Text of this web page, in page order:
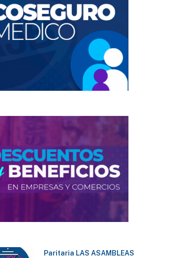
Paritaria LAS ASAMBLEAS